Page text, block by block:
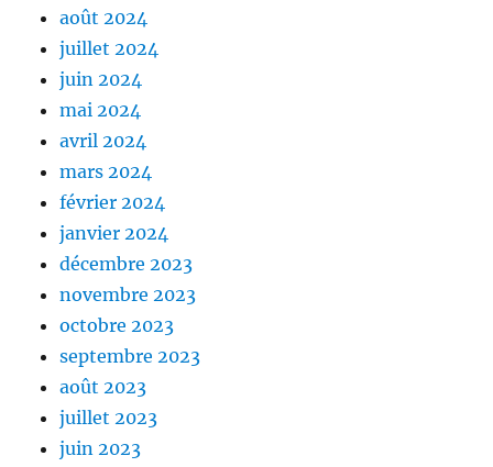
août 2024
juillet 2024
juin 2024
mai 2024
avril 2024
mars 2024
février 2024
janvier 2024
décembre 2023
novembre 2023
octobre 2023
septembre 2023
août 2023
juillet 2023
juin 2023